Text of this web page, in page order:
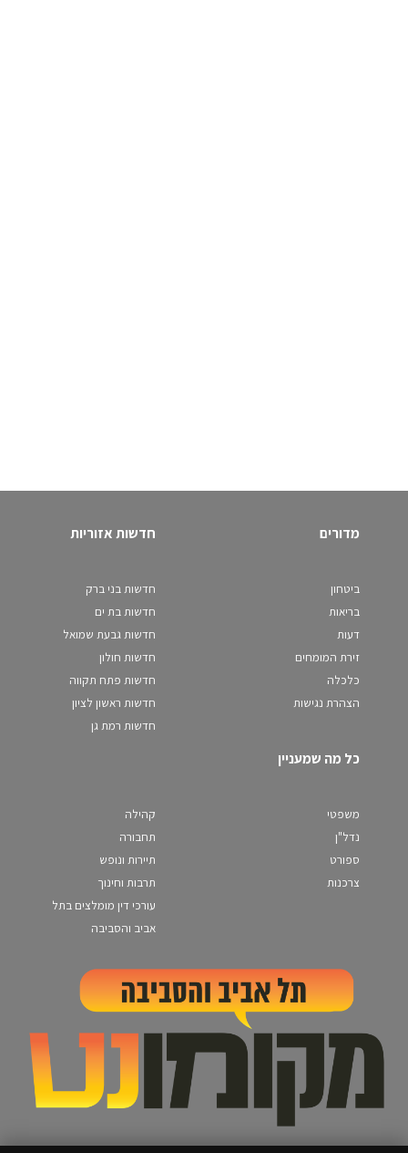
מדורים
ביטחון
בריאות
דעות
זירת המומחים
כלכלה
הצהרת נגישות
חדשות אזוריות
חדשות בני ברק
חדשות בת ים
חדשות גבעת שמואל
חדשות חולון
חדשות פתח תקווה
חדשות ראשון לציון
חדשות רמת גן
כל מה שמעניין
משפטי
נדל"ן
ספורט
צרכנות
קהילה
תחבורה
תיירות ונופש
תרבות וחינוך
עורכי דין מומלצים בתל
אביב והסביבה